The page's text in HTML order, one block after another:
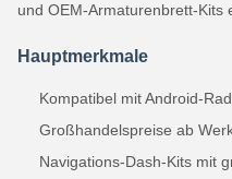
und OEM-Armaturenbrett-Kits
Hauptmerkmale
Kompatibel mit Android-
Großhandelspreise ab
Navigations-Dash-Kits mit